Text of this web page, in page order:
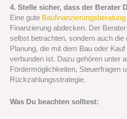
4. Stelle sicher, dass der Berater
Eine gute Baufinanzierungsberatung
Finanzierung abdecken. Der
selbst betrachten, sondern auch die
Planung, die mit dem Bau oder
verbunden ist. Dazu gehören unter
Fördermöglichkeiten, Steuerfragen
Rückzahlungsstrategie.
Was Du beachten solltest: